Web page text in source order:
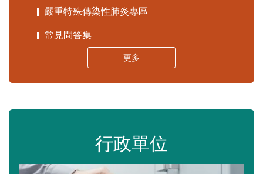
嚴重特殊傳染性肺炎專區
常見問答集
更多
行政單位